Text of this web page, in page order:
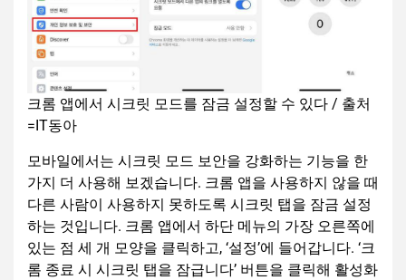
크롬 앱에서 시크릿 모드를 잠금 설정할 수 있다 / 출처
=IT동아
모바일에서는 시크릿 모드 보안을 강화하는 기능을 한
가지 더 사용해 보겠습니다. 크롬 앱을 사용하지 않을 때
다른 사람이 사용하지 못하도록 시크릿 탭을 잠금 설정
하는 것입니다. 크롬 앱에서 하단 메뉴의 가장 오른쪽에
있는 점 세 개 모양을 클릭하고, ‘설정’에 들어갑니다. ‘크
롬 종료 시 시크릿 탭을 잠급니다’ 버튼을 클릭해 활성화